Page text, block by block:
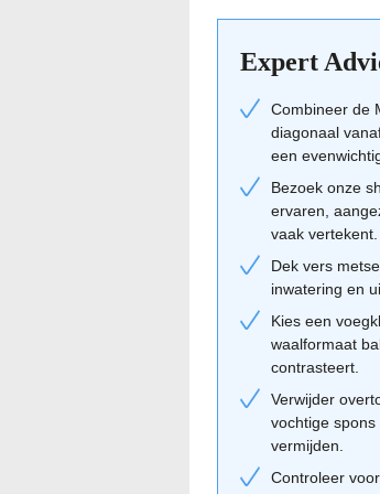
maakt het geheel
combinaties bekijken
stenen altijd uit
voorkomen. Gebruik
Expert
Combineer de
diagonaal
een
Bezoek onze
ervaren,
vaak vertekent.
Dek vers
inwatering en
Kies een
waalformaat
contrasteert.
Verwijder
vochtige
vermijden.
Controleer